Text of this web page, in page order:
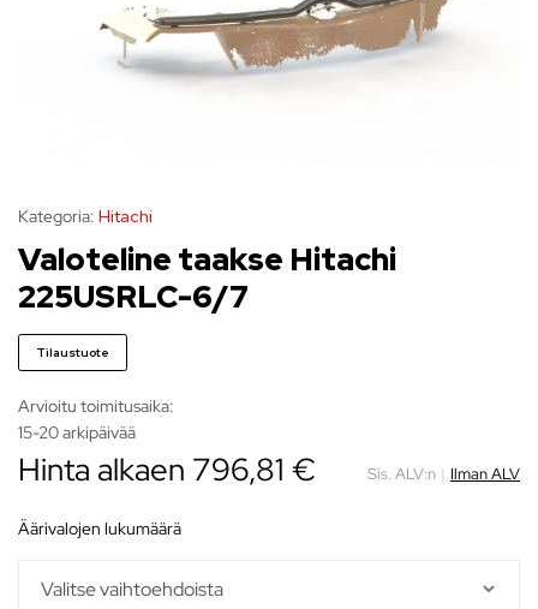
Kategoria: Hitachi
Valoteline taakse Hitachi
225USRLC-6/7
Tilaustuote
Arvioitu toimitusaika:
15-20 arkipäivää
Hinta alkaen 796,81 € Sis. ALV:n | Ilman ALV
äärivalojen lukumäärä